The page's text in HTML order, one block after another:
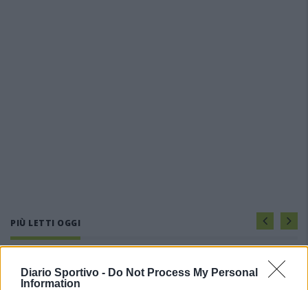
Diario Sportivo - Do Not Process My Personal
Information
PIÙ LETTI OGGI
L'Ilva si completa con Markic, Contucci,
Carlucci, Bevilacqua, Solinas, Souare e Galic